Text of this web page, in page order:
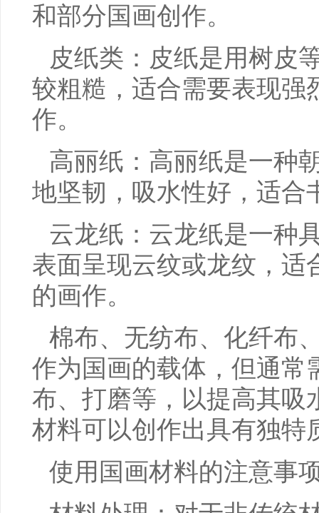
和部分国画创作。
皮纸类：皮纸是用树皮
较粗糙，适合需要表现强
作。
高丽纸：高丽纸是一种
地坚韧，吸水性好，适合
云龙纸：云龙纸是一种
表面呈现云纹或龙纹，适
的画作。
棉布、无纺布、化纤布
作为国画的载体，但通常
布、打磨等，以提高其吸
材料可以创作出具有独特
使用国画材料的注意事